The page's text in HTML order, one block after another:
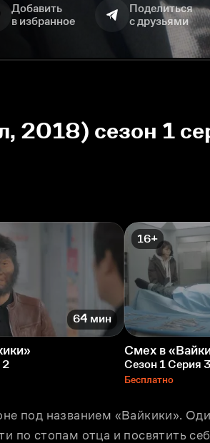
Добавить
в избранное
Поделиться
с друзьями
2018) сезон 1
64 мин
2
16+
Смех в
Сезон 1 Серия 3
Бесплатно
под названием «Вайкики».
по стопам отца и посвятить